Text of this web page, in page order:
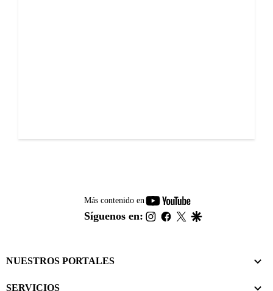
Más contenido en
youtube-
footer
Síguenos en: instagram
facebook
twitter
NUESTROS PORTALES
SERVICIOS